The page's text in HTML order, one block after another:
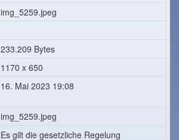
img_5259.jpeg
233.209 Bytes
1170 x 650
16. Mai 2023 19:08
img_5259.jpeg
Es gilt die gesetzliche Regelung